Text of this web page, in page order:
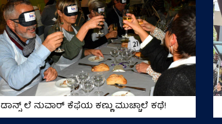
ಡಾನ್ಸ್ ಲೆ ನುವಾರ್ ಕೆಫೆಯ ಕಣ್ಣು ಮುಚ್ಚಾಲೆ ಕಥೆ!